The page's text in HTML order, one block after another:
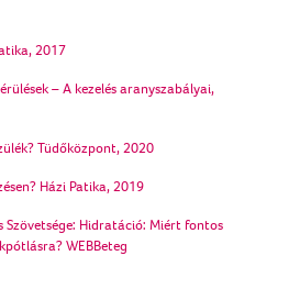
2017
– A kezelés aranyszabályai,
Tüdőközpont, 2020
Házi Patika, 2019
Szövetsége: Hidratáció: Miért fontos
WEBBeteg